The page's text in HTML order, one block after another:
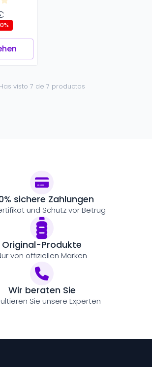
Has visto 7 de 7 productos
sichere Zahlungen
und Schutz vor Betrug
Original-Produkte
von offiziellen Marken
Wir beraten Sie
Sie unsere Experten